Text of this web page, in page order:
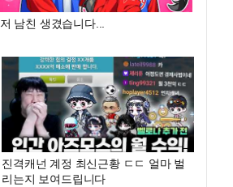
저 남친 생겼습니다...
진격캐넌 계정 최신근황 ㄷㄷ 얼마 벌
리는지 보여드립니다